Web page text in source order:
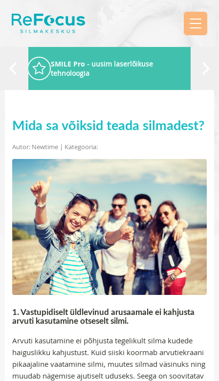
SMILE Pro - uusim laserlõikuse
tehnoloogia
Mida sa võiksid teada silmadest?
Autor: Newtime | Kategooria:
1. Vastupidiselt üldlevinud arusaamale ei kahjusta
arvuti kasutamine otseselt silmi.
Arvuti kasutamine ei põhjusta tegelikult silma kudede
haiguslikku kahjustust. Kuid siiski koormab arvutiekraani
pikaajaline vaatamine silmi, muutes silmad väsinuks ning
muudab nägemise ajutiselt uduseks. Seega on soovitatav